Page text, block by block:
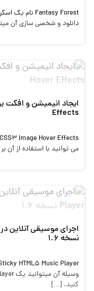
دانلود و شخصی سازی آن
Effects
می توانید با استفاده از
نسخه 1.6
کنید. […]